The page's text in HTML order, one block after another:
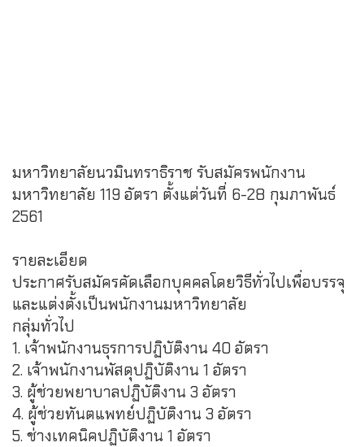
มหาวิทยาลัยนวมินทราธิราช รับสมัครพนักงาน
มหาวิทยาลัย 119 อัตรา ตั้งแต่วันที่ 6-28 กุมภาพันธ์
2561
รายละเอียด
ประกาศรับสมัครคัดเลือกบุคคลโดยวิธีทั่วไปเพื่อบรรจุ
และแต่งตั้งเป็นพนักงานมหาวิทยาลัย
กลุ่มทั่วไป
1. เจ้าพนักงานธุรการปฏิบัติงาน 40 อัตรา
2. เจ้าพนักงานพัสดุปฏิบัติงาน 1 อัตรา
3. ผู้ช่วยพยาบาลปฏิบัติงาน 3 อัตรา
4. ผู้ช่วยทันตแพทย์ปฏิบัติงาน 3 อัตรา
5. ช่างเทคนิคปฏิบัติงาน 1 อัตรา